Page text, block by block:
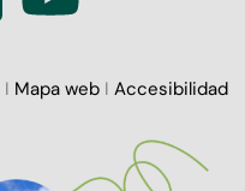
I Mapa web I Accesibilidad